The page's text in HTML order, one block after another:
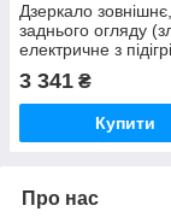
Дзеркало зовнішнє,
заднього огляду
електричне з
Рено Майстер II
Blic- 5402049225
3 341 ₴
Купити
Про нас